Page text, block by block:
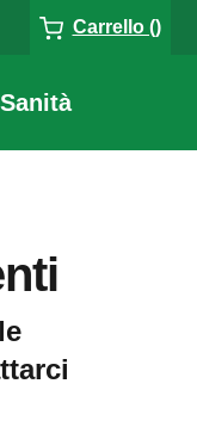
Carrello ()